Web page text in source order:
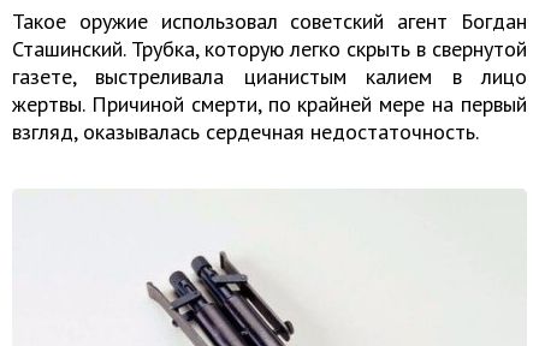
Такое оружие использовал советский агент Богдан
Сташинский. Трубка, которую легко скрыть в свернутой
газете, выстреливала цианистым калием в лицо
жертвы. Причиной смерти, по крайней мере на первый
взгляд, оказывалась сердечная недостаточность.